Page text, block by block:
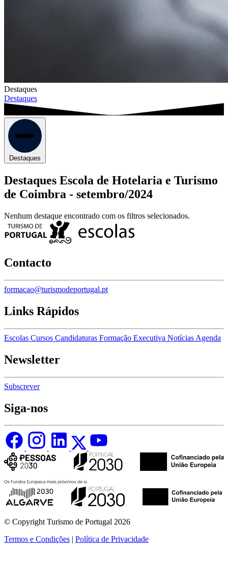
Destaques
Destaques
Destaques
Destaques Escola de Hotelaria e Turismo
de Coimbra - setembro/2024
Nenhum destaque encontrado com os filtros selecionados.
Contacto
formacao@turismodeportugal.pt
Links Rápidos
Escolas Cursos Candidaturas Formação Executiva Notícias Agenda
Newsletter
Subscrever
Siga-nos
© Copyright Turismo de Portugal 2026
Termos e Condições | Política de Privacidade